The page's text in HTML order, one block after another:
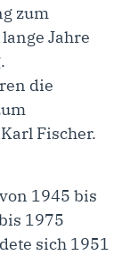
zum
Jahre
die
Fischer.
1945 bis
1975
sich 1951